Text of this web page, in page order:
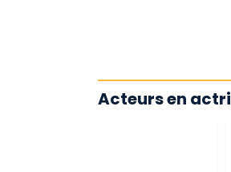
Acteurs en